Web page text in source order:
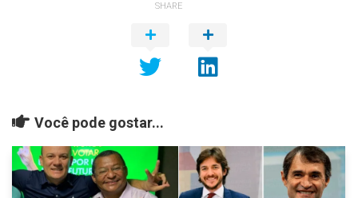
SHARE
Você pode gostar...